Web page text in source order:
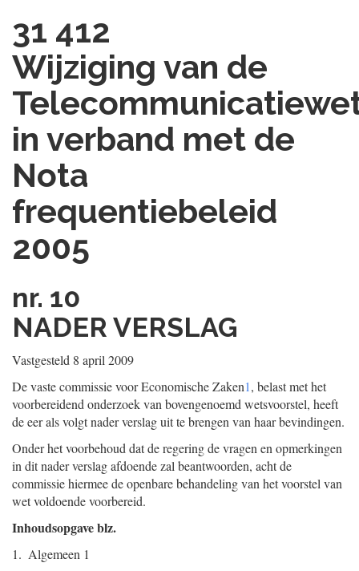
31 412
Wijziging van de
in verband met de
Nota
frequentiebeleid
2005
nr. 10
NADER VERSLAG
Vastgesteld 8 april 2009
De vaste commissie voor Economische Zaken1, belast met het
voorbereidend onderzoek van bovengenoemd wetsvoorstel, heeft
de eer als volgt nader verslag uit te brengen van haar bevindingen.
Onder het voorbehoud dat de regering de vragen en opmerkingen
in dit nader verslag afdoende zal beantwoorden, acht de
commissie hiermee de openbare behandeling van het voorstel van
wet voldoende voorbereid.
Inhoudsopgave blz.
1. Algemeen 1